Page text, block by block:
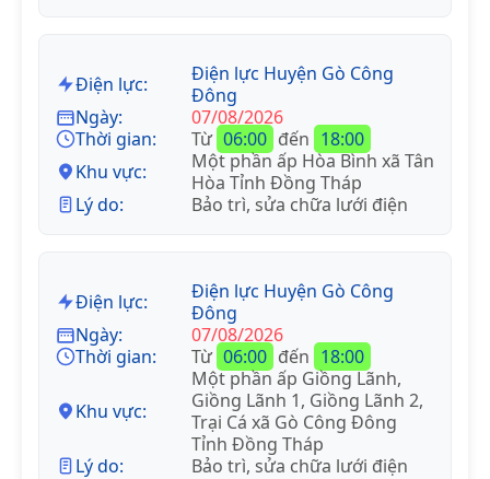
Điện lực:
Điện lực Huyện Gò Công
Đông
Ngày:
07/08/2026
Thời gian:
Từ 06:00 đến 18:00
Khu vực:
Một phần ấp Hòa Bình xã Tân
Hòa Tỉnh Đồng Tháp
Lý do:
Bảo trì, sửa chữa lưới điện
Điện lực:
Điện lực Huyện Gò Công
Đông
Ngày:
07/08/2026
Thời gian:
Từ 06:00 đến 18:00
Khu vực:
Một phần ấp Giồng Lãnh,
Giồng Lãnh 1, Giồng Lãnh 2,
Trại Cá xã Gò Công Đông
Tỉnh Đồng Tháp
Lý do:
Bảo trì, sửa chữa lưới điện